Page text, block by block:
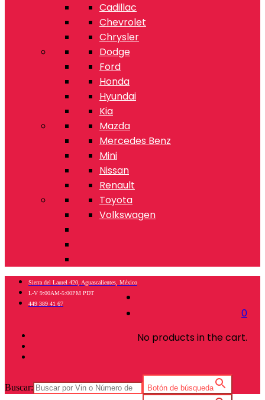
Cadillac
Chevrolet
Chrysler
Dodge
Ford
Honda
Hyundai
Kia
Mazda
Mercedes Benz
Mini
Nissan
Renault
Toyota
Volkswagen
0
No products in the cart.
Sierra del Laurel 420, Aguascalientes, México
L-V 9:00AM-5:00PM PDT
449 389 41 67
Buscar: Botón de búsqueda